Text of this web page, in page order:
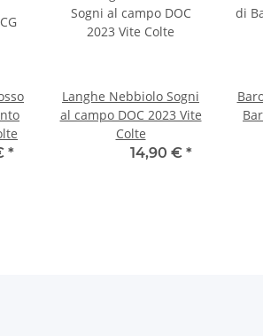
*
Langhe Nebbiolo Sogni
al campo DOC 2023 Vite
Colte
14,90 € *